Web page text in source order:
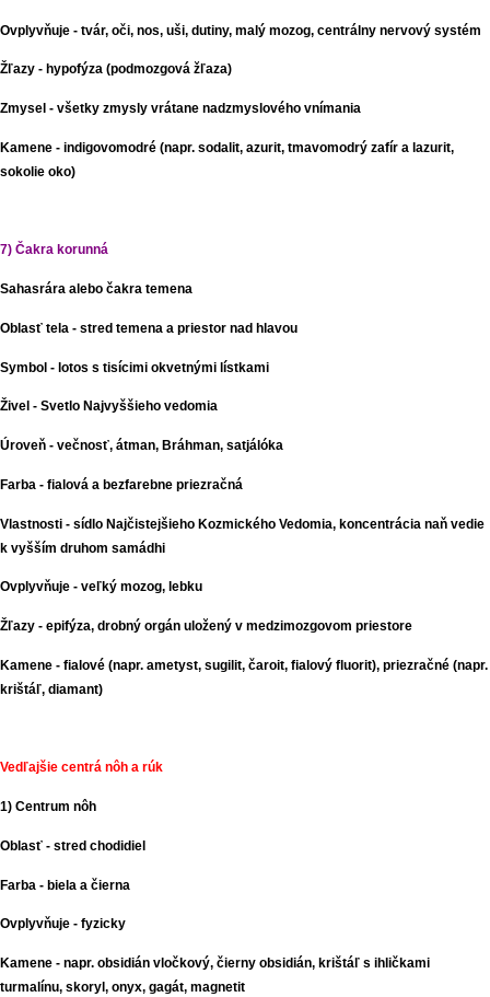
Ovplyvňuje - tvár, oči, nos, uši, dutiny, malý mozog, centrálny nervový systém
Žľazy - hypofýza (podmozgová žľaza)
Zmysel - všetky zmysly vrátane nadzmyslového vnímania
Kamene - indigovomodré (napr. sodalit, azurit, tmavomodrý zafír a lazurit,
sokolie oko)
7) Čakra korunná
Sahasrára alebo čakra temena
Oblasť tela - stred temena a priestor nad hlavou
Symbol - lotos s tisícimi okvetnými lístkami
Živel - Svetlo Najvyššieho vedomia
Úroveň - večnosť, átman, Bráhman, satjálóka
Farba - fialová a bezfarebne priezračná
Vlastnosti - sídlo Najčistejšieho Kozmického Vedomia, koncentrácia naň vedie
k vyšším druhom samádhi
Ovplyvňuje - veľký mozog, lebku
Žľazy - epifýza, drobný orgán uložený v medzimozgovom priestore
Kamene - fialové (napr. ametyst, sugilit, čaroit, fialový fluorit), priezračné (napr.
krištáľ, diamant)
Vedľajšie centrá nôh a rúk
1) Centrum nôh
Oblasť - stred chodidiel
Farba - biela a čierna
Ovplyvňuje - fyzicky
Kamene - napr. obsidián vločkový, čierny obsidián, krištáľ s ihličkami
turmalínu, skoryl, onyx, gagát, magnetit